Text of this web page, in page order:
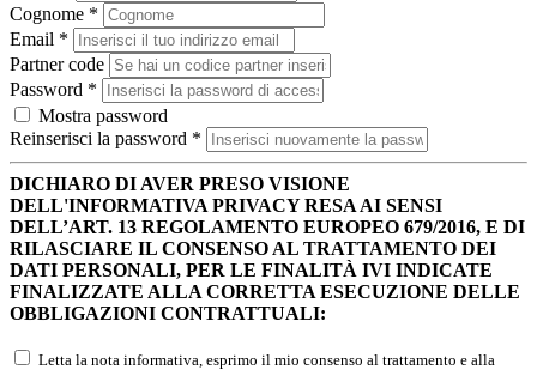
Cognome *
Email *
Partner code
Password *
Mostra password
Reinserisci la password *
DICHIARO DI AVER PRESO VISIONE
DELL'INFORMATIVA PRIVACY RESA AI SENSI
DELL’ART. 13 REGOLAMENTO EUROPEO 679/2016, E DI
RILASCIARE IL CONSENSO AL TRATTAMENTO DEI
DATI PERSONALI, PER LE FINALITÀ IVI INDICATE
FINALIZZATE ALLA CORRETTA ESECUZIONE DELLE
OBBLIGAZIONI CONTRATTUALI:
Letta la nota informativa, esprimo il mio consenso al trattamento e alla